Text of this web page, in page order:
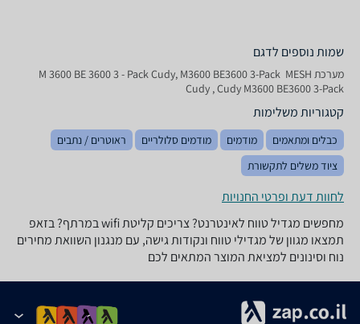
שמות נוספים לדגם
מערכת MESH ‏ M 3600 BE 3600 3 - Pack Cudy, M3600 BE3600 3-Pack
Cudy , Cudy M3600 BE3600 3-Pack
קטגוריות משלימות
כבלים ומתאמים מודמים מודמים סלולריים
ראוטרים / נתבים
ציוד משלים לתקשורת
לחוות דעת ופרטי החנויות
מחפשים מגדיל טווח לאינטרנט? צריכים קליטת wifi במרתף? בזאפ
תמצאו מגוון של מגדילי טווח ונקודות גישה, עם מנגנון השוואת מחירים
נוח וסינונים למציאת המוצר המתאים לכם